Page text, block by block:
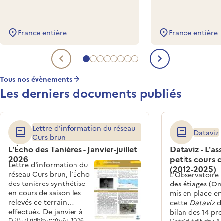
Aller à l'evénement à venir 1
Aller à l'evénement à venir 2
Aller à l'evénement à venir 3
Aller à l'evénement à venir 4
Aller à l'evénement à venir 5
Aller à l'evénement à venir 6
Aller à l'evénement à venir
Aller à l'evénement à
France entière France entière
Evénement à venir
Tous nos évènements
Les derniers documents publiés
L'Écho des Tanières - Janvier-juillet
2026
Lettre d'information du réseau
Ours brun
Lettre d'information du
réseau Ours brun, l’Écho
des tanières synthétise
en cours de saison les
relevés de terrain
effectués. De janvier à
Dataviz -
petits cours
(2012-2025)
Dataviz
des étiages
mis en place
cette Dataviz
bilan des 14